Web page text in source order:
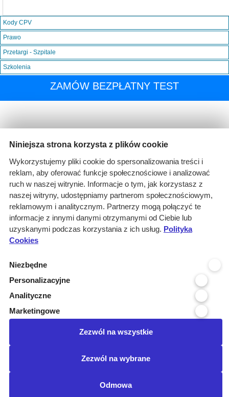
Kody CPV
Prawo
Przetargi - Szpitale
Szkolenia
ZAMÓW BEZPŁATNY TEST
Wyniki wyszukiwania
0 informacji dla:
Branże: Medyczna
Miejscowość organizatora: Oles...
Podbranze: weterynaria - leki
Kraj realizacji: POLSKA
Posiadamy certyfikat:
©Przetargimedyczne.com
Niniejsza strona korzysta z plików cookie
Wykorzystujemy pliki cookie do spersonalizowania treści i
reklam, aby oferować funkcje społecznościowe i analizować
ruch w naszej witrynie. Informacje o tym, jak korzystasz z
naszej witryny, udostępniamy partnerom społecznościowym,
reklamowym i analitycznym. Partnerzy mogą połączyć te
informacje z innymi danymi otrzymanymi od Ciebie lub
uzyskanymi podczas korzystania z ich usług. Polityka
Cookies
Niezbędne
Personalizacyjne
Analityczne
Marketingowe
Zezwól na wszystkie
Zezwól na wybrane
Odmowa